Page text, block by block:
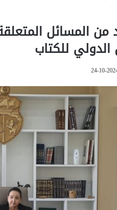
المسائل المتعلقة
للكتاب